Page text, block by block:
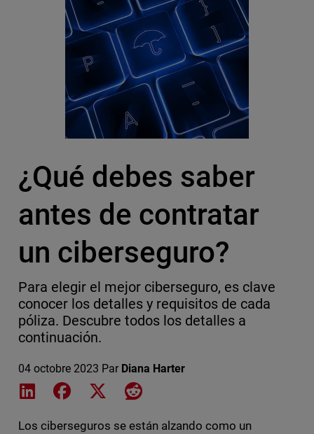
¿Qué debes saber
antes de contratar
un ciberseguro?
Para elegir el mejor ciberseguro, es clave
conocer los detalles y requisitos de cada
póliza. Descubre todos los detalles a
continuación.
04 octobre 2023 Par Diana Harter
Share on LinkedIn
Share on Facebook
Share on XShare on Reddit
Los ciberseguros se están alzando como un